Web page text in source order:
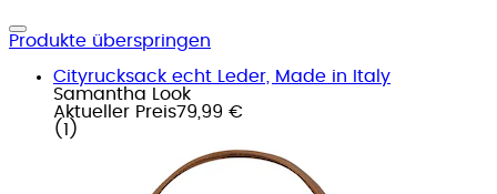
Produkte überspringen
Cityrucksack echt Leder, Made in Italy
Samantha Look
Aktueller Preis79,99 €
( 1 )